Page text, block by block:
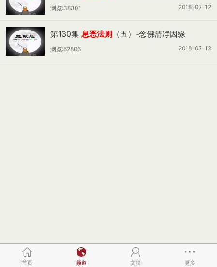
2018-07-12
浏览:38301
第130集 息恶法则 （五）-念佛清净因缘
2018-07-12
浏览:62806
首页 频道 文摘 更多